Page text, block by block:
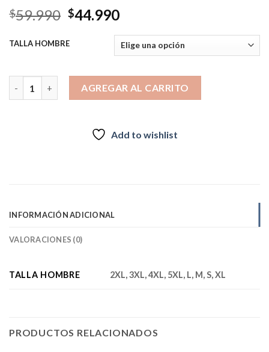
$59.990 El
original
$59.990.
$44.990El
actual
es:
$44.990.
TALLA HOMBRE
AGREGAR AL CARRITO
Add to wishlist
INFORMACIÓN ADICIONAL
VALORACIONES (0)
TALLA HOMBRE 2XL, 3XL, 4XL, 5XL, L, M, S, XL
PRODUCTOS RELACIONADOS